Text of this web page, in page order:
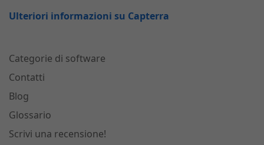
Ulteriori informazioni su Capterra
Categorie di software
Contatti
Blog
Glossario
Scrivi una recensione!